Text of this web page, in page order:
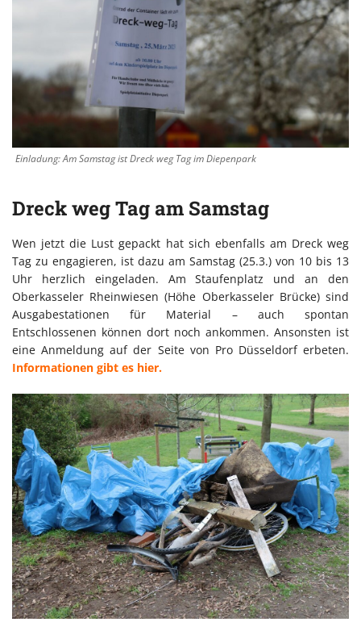
Einladung: Am Samstag ist Dreck weg Tag im Diepenpark
Dreck weg Tag am Samstag
Wen jetzt die Lust gepackt hat sich ebenfalls am Dreck weg
Tag zu engagieren, ist dazu am Samstag (25.3.) von 10 bis 13
Uhr herzlich eingeladen. Am Staufenplatz und an den
Oberkasseler Rheinwiesen (Höhe Oberkasseler Brücke) sind
Ausgabestationen für Material – auch spontan
Entschlossenen können dort noch ankommen. Ansonsten ist
eine Anmeldung auf der Seite von Pro Düsseldorf erbeten.
Informationen gibt es hier.